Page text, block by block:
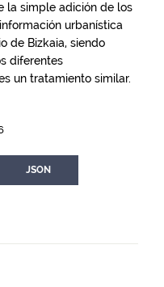
la simple adición de los
urbanística
de Bizkaia, siendo
diferentes
un tratamiento similar.
JSON